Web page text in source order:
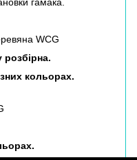
WCG
розбірна.
кольорах.